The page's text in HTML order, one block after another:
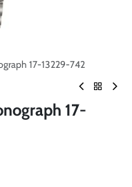
17-13229-742
17-